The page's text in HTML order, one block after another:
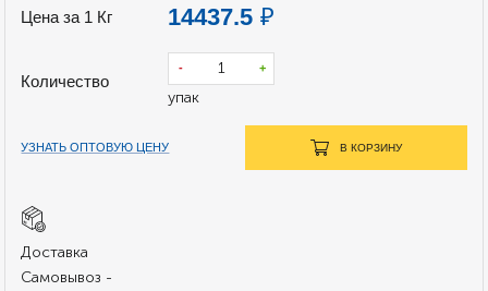
Цена за 1 Кг 14437.5 ₽
Количество
- +
упак
УЗНАТЬ ОПТОВУЮ ЦЕНУ В КОРЗИНУ
Доставка
Самовывоз -